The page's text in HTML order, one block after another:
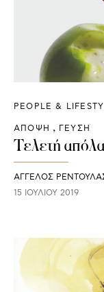
PEOPLE &
ΑΠΟΨΗ ΓΕΥΣΗ
Τελετή
ΑΓΓΕΛΟΣ
15 ΙΟΥΛΊΟΥ 2019